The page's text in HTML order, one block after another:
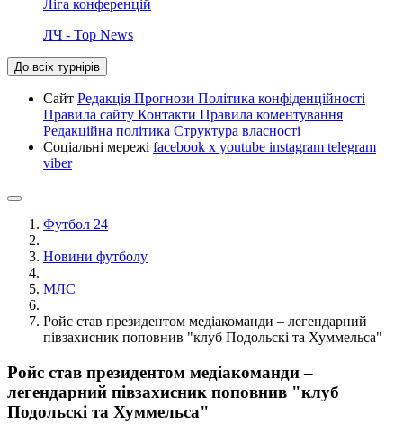
Ліга конференцій
ЛЧ - Top News
До всіх турнірів
Сайт Редакція Прогнози Політика конфіденційності
Правила сайту Контакти Правила коментування
Редакційна політика Структура власності
Соціальні мережі facebook x youtube instagram telegram
viber
Футбол 24
Новини футболу
МЛС
Ройс став президентом медіакоманди – легендарний
півзахисник поповнив "клуб Подольскі та Хуммельса"
Ройс став президентом медіакоманди –
легендарний півзахисник поповнив "клуб
Подольскі та Хуммельса"